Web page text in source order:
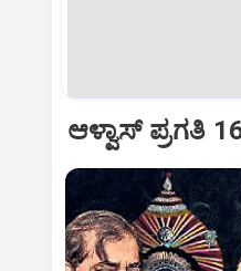
ಆಳ್ವಾಸ್‌ ಪ್ರಗತಿ